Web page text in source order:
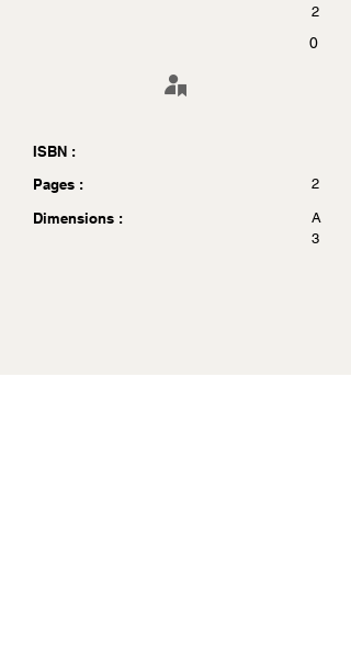
2
0
ISBN :
Pages :
2
Dimensions :
A
3